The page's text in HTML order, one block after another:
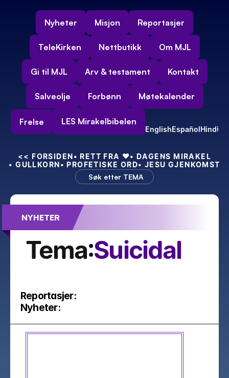
Nyheter Misjon Reportasjer
TeleKirken Nettbutikk Om MJL
Gi til MJL Arv & testament Kontakt
Salveolje Forbønn Møtekalender
Frelse LES Mirakelbibelen
EnglishEspañolHindi
<< FORSIDEN• RETT FRA ❤️• DAGENS MIRAKEL
• GULLKORN• PROFETISKE ORD• JESU GJENKOMST
Søk etter TEMA
NYHETER
Feiret 55-års bryllupsdag – med kraft!
Tema:Suicidal
Reportasjer:
Nyheter: